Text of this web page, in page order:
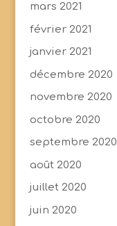
mars 2021
février 2021
janvier 2021
décembre 2020
novembre 2020
octobre 2020
septembre 2020
août 2020
juillet 2020
juin 2020